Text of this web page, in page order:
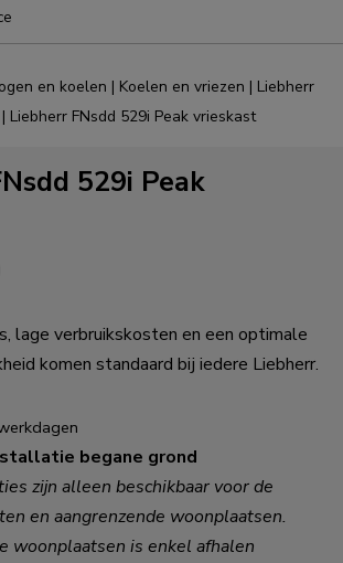
en koelen | Koelen en vriezen | Liebherr
| Liebherr FNsdd 529i Peak vrieskast
529i Peak
lage verbruikskosten en een optimale
komen standaard bij iedere Liebherr.
begane grond
zijn alleen beschikbaar voor de
en aangrenzende woonplaatsen.
woonplaatsen is enkel afhalen